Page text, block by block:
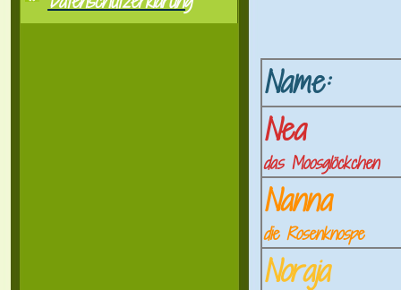
Name:
Nea
das Moosglöckchen
Nanna
die Rosenknospe
Noraja